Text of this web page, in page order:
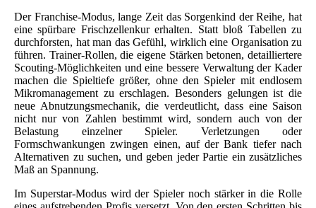
Der Franchise-Modus, lange Zeit das Sorgenkind der Reihe, hat
eine spürbare Frischzellenkur erhalten. Statt bloß Tabellen zu
durchforsten, hat man das Gefühl, wirklich eine Organisation zu
führen. Trainer-Rollen, die eigene Stärken betonen, detailliertere
Scouting-Möglichkeiten und eine bessere Verwaltung der Kader
machen die Spieltiefe größer, ohne den Spieler mit endlosem
Mikromanagement zu erschlagen. Besonders gelungen ist die
neue Abnutzungsmechanik, die verdeutlicht, dass eine Saison
nicht nur von Zahlen bestimmt wird, sondern auch von der
Belastung einzelner Spieler. Verletzungen oder
Formschwankungen zwingen einen, auf der Bank tiefer nach
Alternativen zu suchen, und geben jeder Partie ein zusätzliches
Maß an Spannung.
Im Superstar-Modus wird der Spieler noch stärker in die Rolle